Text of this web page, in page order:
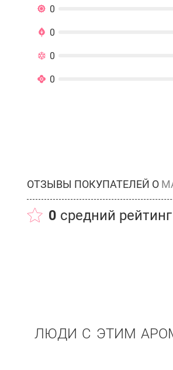
0
0
0
0
ОТЗЫВЫ ПОКУПАТЕЛЕЙ О
0 средний
ЛЮДИ С ЭТИМ